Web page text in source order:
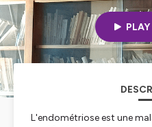
PLAY
L'endométriose est une